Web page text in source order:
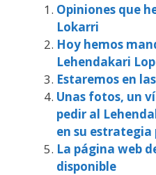
Opiniones que
Lokarri
Hoy hemos
Lehendakari
Estaremos en
Unas fotos, un
pedir al
en su
La página web
disponible